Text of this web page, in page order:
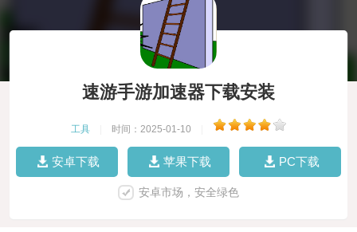
速游手游加速器下载安装
工具 时间：2025-01-10
安卓下载 苹果下载 PC下载
安卓市场，安全绿色